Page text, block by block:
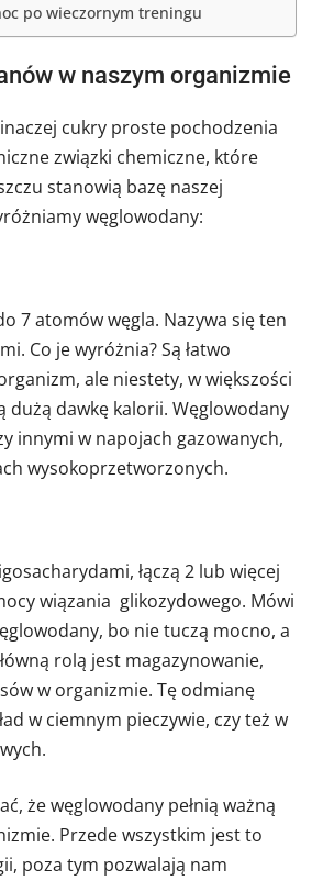
po wieczornym treningu
w naszym organizmie
cukry proste pochodzenia
związki chemiczne, które
stanowią bazę naszej
węglowodany:
7 atomów węgla. Nazywa się ten
Co je wyróżnia? Są łatwo
ale niestety, w większości
dużą dawkę kalorii. Węglowodany
innymi w napojach gazowanych,
wysokoprzetworzonych.
łączą 2 lub więcej
wiązania glikozydowego. Mówi
bo nie tuczą mocno, a
rolą jest magazynowanie,
w organizmie. Tę odmianę
w ciemnym pieczywie, czy też w
że węglowodany pełnią ważną
Przede wszystkim jest to
poza tym pozwalają nam